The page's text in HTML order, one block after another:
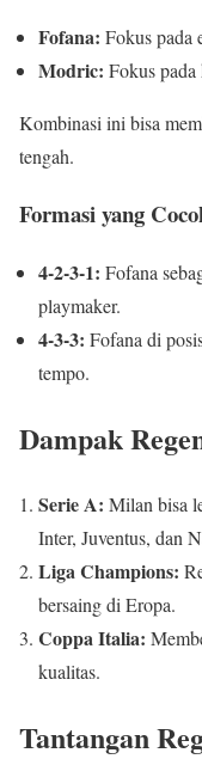
Fofana: Fokus pada
Modric: Fokus
Kombinasi ini bisa
tengah.
Formasi yang
4-2-3-1: Fofana
playmaker.
4-3-3: Fofana di
tempo.
Dampak
Serie A: Milan bisa
Inter, Juventus, dan
Liga Champions:
bersaing di Eropa.
Coppa Italia:
kualitas.
Tantangan